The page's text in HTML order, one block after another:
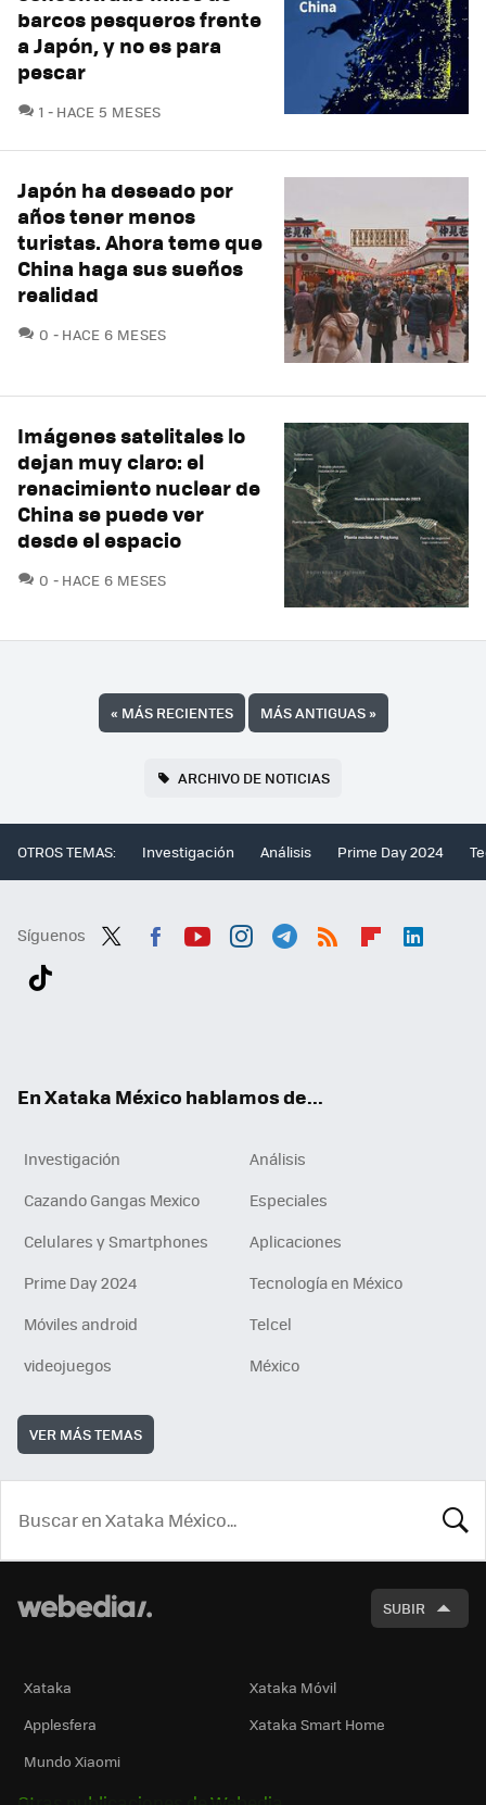
barcos pesqueros frente
a Japón, y no es para
pescar
1 COMENTARIOS
HACE 5 MESES
Japón ha deseado por
años tener menos
turistas. Ahora teme que
China haga sus sueños
realidad
0 COMENTARIOS
HACE 6 MESES
Imágenes satelitales lo
dejan muy claro: el
renacimiento nuclear de
China se puede ver
desde el espacio
0 COMENTARIOS
HACE 6 MESES
« MÁS RECIENTES MÁS ANTIGUAS»
ARCHIVO DE NOTICIAS
OTROS TEMAS: Investigación Análisis Prime Day 2024
Síguenos
En Xataka México hablamos de...
Investigación
Análisis
Cazando Gangas Mexico
Especiales
Celulares y Smartphones
Aplicaciones
Prime Day 2024
Tecnología en México
Móviles android
Telcel
videojuegos
México
VER MÁS TEMAS
SUBIR
Xataka
Xataka Móvil
Applesfera
Xataka Smart Home
Mundo Xiaomi